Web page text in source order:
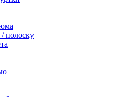
полоску